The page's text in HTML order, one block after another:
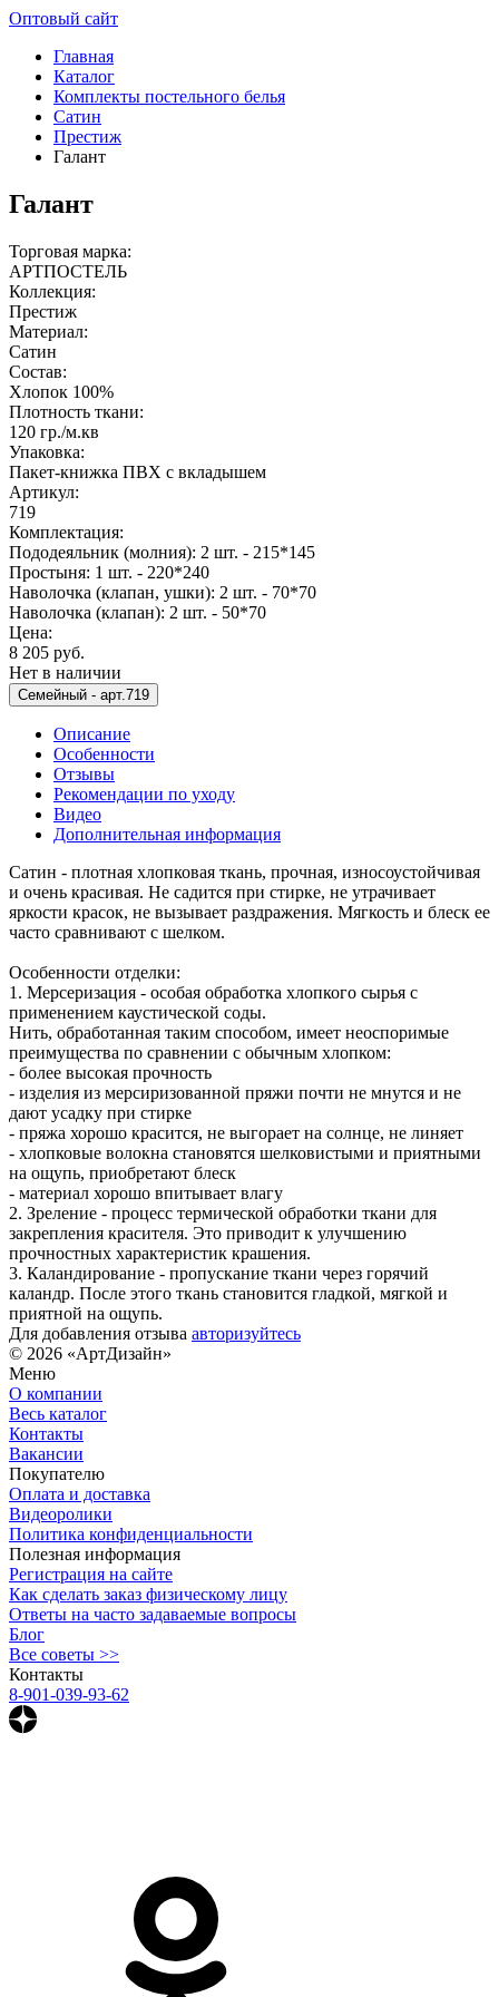
Оптовый сайт
Главная
Каталог
Комплекты постельного белья
Сатин
Престиж
Галант
Галант
Торговая марка:
АРТПОСТЕЛЬ
Коллекция:
Престиж
Материал:
Сатин
Состав:
Хлопок 100%
Плотность ткани:
120 гр./м.кв
Упаковка:
Пакет-книжка ПВХ с вкладышем
Артикул:
719
Комплектация:
Пододеяльник (молния): 2 шт. - 215*145
Простыня: 1 шт. - 220*240
Наволочка (клапан, ушки): 2 шт. - 70*70
Наволочка (клапан): 2 шт. - 50*70
Цена:
8 205 руб.
Нет в наличии
Семейный - арт.719
Описание
Особенности
Отзывы
Рекомендации по уходу
Видео
Дополнительная информация
Сатин - плотная хлопковая ткань, прочная, износоустойчивая
и очень красивая. Не садится при стирке, не утрачивает
яркости красок, не вызывает раздражения. Мягкость и блеск ее
часто сравнивают с шелком.
Особенности отделки:
1. Мерсеризация - особая обработка хлопкого сырья с
применением каустической соды.
Нить, обработанная таким способом, имеет неоспоримые
преимущества по сравнении с обычным хлопком:
- более высокая прочность
- изделия из мерсиризованной пряжи почти не мнутся и не
дают усадку при стирке
- пряжа хорошо красится, не выгорает на солнце, не линяет
- хлопковые волокна становятся шелковистыми и приятными
на ощупь, приобретают блеск
- материал хорошо впитывает влагу
2. Зреление - процесс термической обработки ткани для
закрепления красителя. Это приводит к улучшению
прочностных характеристик крашения.
3. Каландирование - пропускание ткани через горячий
каландр. После этого ткань становится гладкой, мягкой и
приятной на ощупь.
Для добавления отзыва авторизуйтесь
© 2026 «АртДизайн»
Меню
О компании
Весь каталог
Контакты
Вакансии
Покупателю
Оплата и доставка
Видеоролики
Политика конфиденциальности
Полезная информация
Регистрация на сайте
Как сделать заказ физическому лицу
Ответы на часто задаваемые вопросы
Блог
Все советы >>
Контакты
8-901-039-93-62